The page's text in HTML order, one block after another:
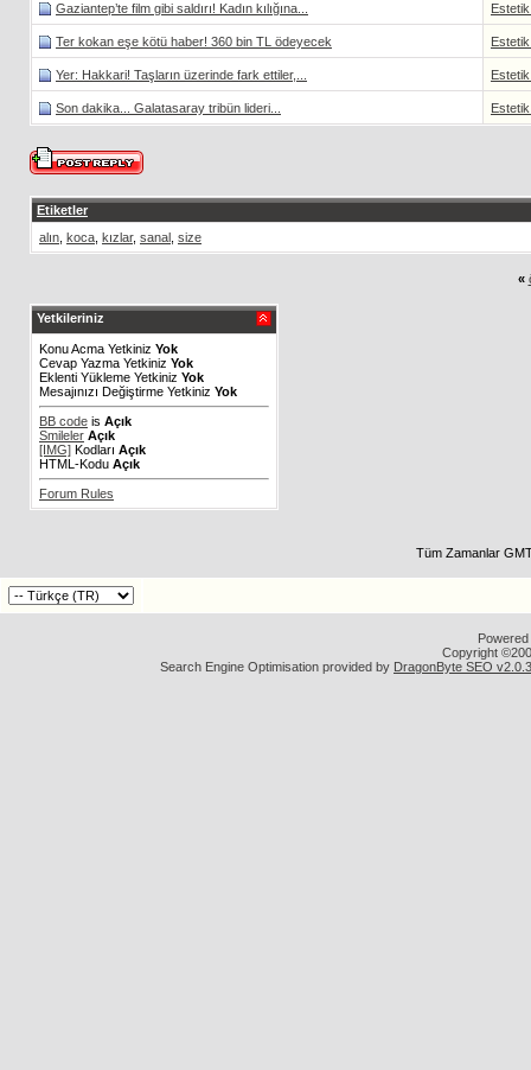
Gaziantep’te film gibi saldırı! Kadın kılığına...
Ter kokan eşe kötü haber! 360 bin TL ödeyecek
Yer: Hakkari! Taşların üzerinde fark ettiler,...
Son dakika... Galatasaray tribün lideri...
Etiketler
alın koca kızlar, sanal size
«
Yetkileriniz
Konu Acma Yetkiniz Yok
Cevap Yazma Yetkiniz Yok
Eklenti Yükleme Yetkiniz Yok
Mesajınızı Değiştirme Yetkiniz Yok
BB code is Açık
Smileler Açık
[IMG] Kodları Açık
HTML-Kodu Açık
Forum Rules
Tüm Zamanlar
Copyright
Search Engine Optimisation provided by DragonByte SEO